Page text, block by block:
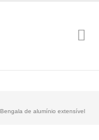
Bengala de alumínio extensível